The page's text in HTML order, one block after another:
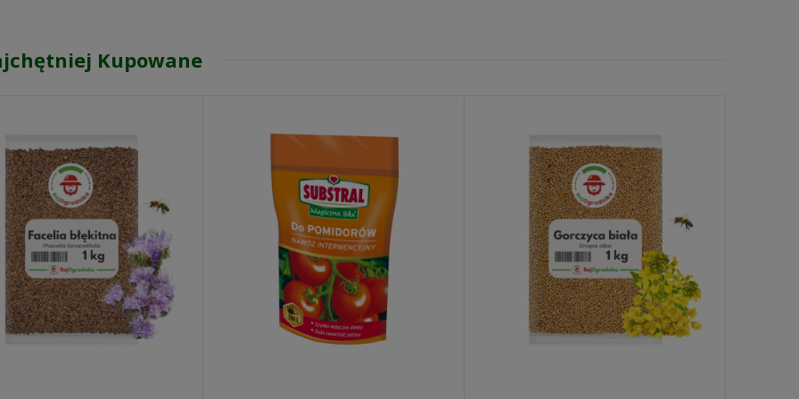
Kupowane